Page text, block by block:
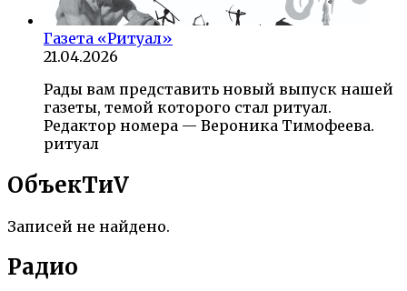
Газета «Ритуал»
21.04.2026
Рады вам представить новый выпуск нашей
газеты, темой которого стал ритуал.
Редактор номера — Вероника Тимофеева.
ритуал
ОбъекTиV
Записей не найдено.
Радио